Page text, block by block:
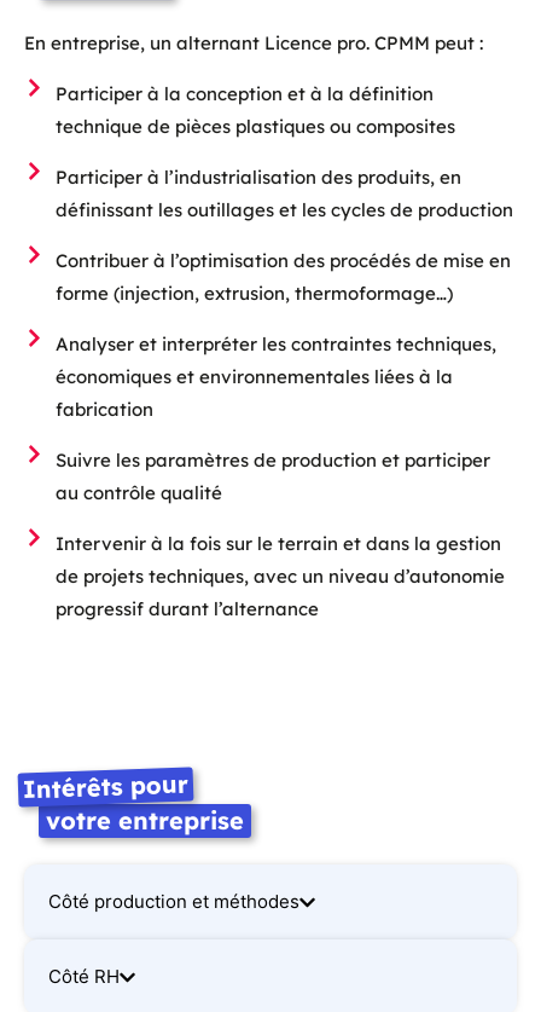
En entreprise, un alternant Licence pro. CPMM peut :
Participer à la conception et à la définition
technique de pièces plastiques ou composites
Participer à l’industrialisation des produits, en
définissant les outillages et les cycles de production
Contribuer à l’optimisation des procédés de mise en
forme (injection, extrusion, thermoformage…)
Analyser et interpréter les contraintes techniques,
économiques et environnementales liées à la
fabrication
Suivre les paramètres de production et participer
au contrôle qualité
Intervenir à la fois sur le terrain et dans la gestion
de projets techniques, avec un niveau d’autonomie
progressif durant l’alternance
Intérêts pour
votre entreprise
Côté production et méthodes
Côté RH